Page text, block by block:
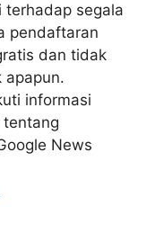
segala
pendaftaran
dan tidak
apapun.
informasi
News